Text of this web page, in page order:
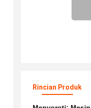
Rincian Produk